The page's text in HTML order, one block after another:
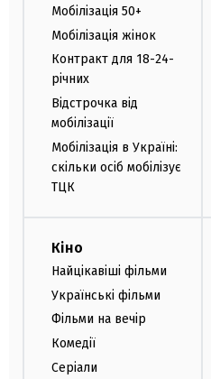
Мобілізація 50+
Мобілізація жінок
Контракт для 18-24-
річних
Відстрочка від
мобілізації
Мобілізація в Україні:
скільки осіб мобілізує
ТЦК
Кіно
Найцікавіші фільми
Українські фільми
Фільми на вечір
Комедії
Серіали